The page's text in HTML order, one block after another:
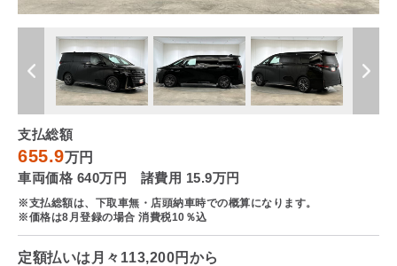
支払総額
655.9万円
車両価格 640万円 諸費用 15.9万円
※支払総額は、下取車無・店頭納車時での概算になります。
※価格は8月登録の場合 消費税10％込
定額払いは月々113,200円から